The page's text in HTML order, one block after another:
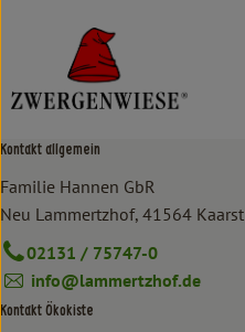
Kontakt allgemein
Familie Hannen GbR
Neu Lammertzhof, 41564 Kaarst
02131 / 75747-0
info@lammertzhof.de
Kontakt Ökokiste